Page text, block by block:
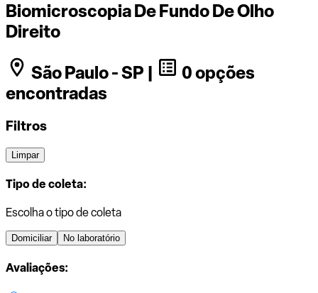
Biomicroscopia De Fundo De Olho
Direito
São Paulo - SP |
0 opções
encontradas
Filtros
Limpar
Tipo de coleta:
Escolha o tipo de coleta
Domiciliar No laboratório
Avaliações: